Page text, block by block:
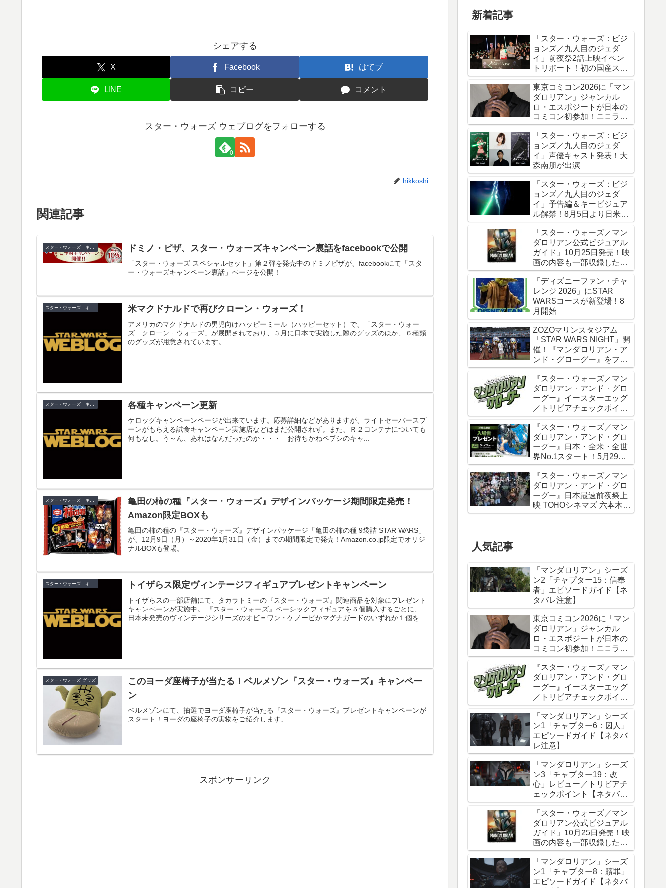
シェアする
X Facebook はてブ
LINE コピー コメント
スター・ウォーズ ウェブログをフォローする
0
hikkoshi
関連記事
ドミノ・ピザ、スター・ウォーズキャンペーン裏話をfacebookで公開
「スター・ウォーズ スペシャルセット」第２弾を発売中のドミノピザが、facebookにて「スタ
ー・ウォーズキャンペーン裏話」ページを公開！
スター・ウォーズ キャンペーン 米マクドナルドで再びクローン・ウォーズ！
アメリカのマクドナルドの男児向けハッピーミール（ハッピーセット）で、「スター・ウォー
ズ クローン・ウォーズ」が展開されており、３月に日本で実施した際のグッズのほか、６種類
のグッズが用意されています。
各種キャンペーン更新
ケロッグキャンペーンページが出来ています。応募詳細などがありますが、ライトセーバースプ
ーンがもらえる試食キャンペーン実施店などはまだ公開されず。また、Ｒ２コンテナについても
何もなし。う～ん、あれはなんだったのか・・・ お待ちかねペプシのキャ...
亀田の柿の種『スター・ウォーズ』デザインパッケージ期間限定発売！
Amazon限定BOXも
亀田の柿の種の『スター・ウォーズ』デザインパッケージ「亀田の柿の種 9袋詰 STAR WARS」
が、12月9日（月）～2020年1月31日（金）までの期間限定で発売！Amazon.co.jp限定でオリジ
ナルBOXも登場。
スター・ウォーズ キャンペーン トイザらス限定ヴィンテージフィギュアプレゼントキャンペーン
トイザらスの一部店舗にて、タカラトミーの『スター・ウォーズ』関連商品を対象にプレゼント
キャンペーンが実施中。 『スター・ウォーズ』ベーシックフィギュアを５個購入するごとに、
日本未発売のヴィンテージシリーズのオビ＝ワン・ケノービかマグナガードのいずれか１個をも
スター・ウォーズ グッズ
このヨーダ座椅子が当たる！ベルメゾン『スター・ウォーズ』キャンペー
ン
ベルメゾンにて、抽選でヨーダ座椅子が当たる『スター・ウォーズ』プレゼントキャンペーンが
スタート！ヨーダの座椅子の実物をご紹介します。
スポンサーリンク
新着記事
「スター・ウォーズ：ビジ
ョンズ／九人目のジェダ
イ」前夜祭2話上映イベン
トリポート！初の国産スタ
ー・ウォーズアニメシリー
ズ
東京コミコン2026に「マン
ダロリアン」ジャンカル
ロ・エスポジートが日本の
コミコン初参加！ニコラ
ス・ケイジと共に来日
「スター・ウォーズ：ビジ
ョンズ／九人目のジェダ
イ」声優キャスト発表！大
森南朋が出演
「スター・ウォーズ：ビジ
ョンズ／九人目のジェダ
イ」予告編＆キービジュア
ル解禁！8月5日より日米同
時全話一挙配信
「スター・ウォーズ／マン
ダロリアン公式ビジュアル
ガイド」10月25日発売！映
画の内容も一部収録した邦
訳版
「ディズニーファン・チャ
レンジ 2026」にSTAR
WARSコースが新登場！8
月開始
ZOZOマリンスタジアム
「STAR WARS NIGHT」開
催！『マンダロリアン・ア
ンド・グローグー』をフィ
ーチャー
『スター・ウォーズ／マン
ダロリアン・アンド・グロ
ーグー』イースターエッグ
／トリビアチェックポイン
ト総まとめ【ネタバレ注
意】
『スター・ウォーズ／マン
ダロリアン・アンド・グロ
ーグー』日本・全米・全世
界No.1スタート！5月29日
から諫山創描き下ろしポス
ター＆IMAXポスターが特典
に
『スター・ウォーズ／マン
ダロリアン・アンド・グロ
ーグー』日本最速前夜祭上
映 TOHOシネマズ 六本木ヒ
ルズ リポート！
人気記事
「マンダロリアン」シーズ
ン2「チャプター15：信奉
者」エピソードガイド【ネ
タバレ注意】
東京コミコン2026に「マン
ダロリアン」ジャンカル
ロ・エスポジートが日本の
コミコン初参加！ニコラ
ス・ケイジと共に来日
『スター・ウォーズ／マン
ダロリアン・アンド・グロ
ーグー』イースターエッグ
／トリビアチェックポイン
ト総まとめ【ネタバレ注
意】
「マンダロリアン」シーズ
ン1「チャプター6：囚人」
エピソードガイド【ネタバ
レ注意】
「マンダロリアン」シーズ
ン3「チャプター19：改
心」レビュー／トリビアチ
ェックポイント【ネタバレ
注意】
「スター・ウォーズ／マン
ダロリアン公式ビジュアル
ガイド」10月25日発売！映
画の内容も一部収録した邦
訳版
「マンダロリアン」シーズ
ン1「チャプター8：贖罪」
エピソードガイド【ネタバ